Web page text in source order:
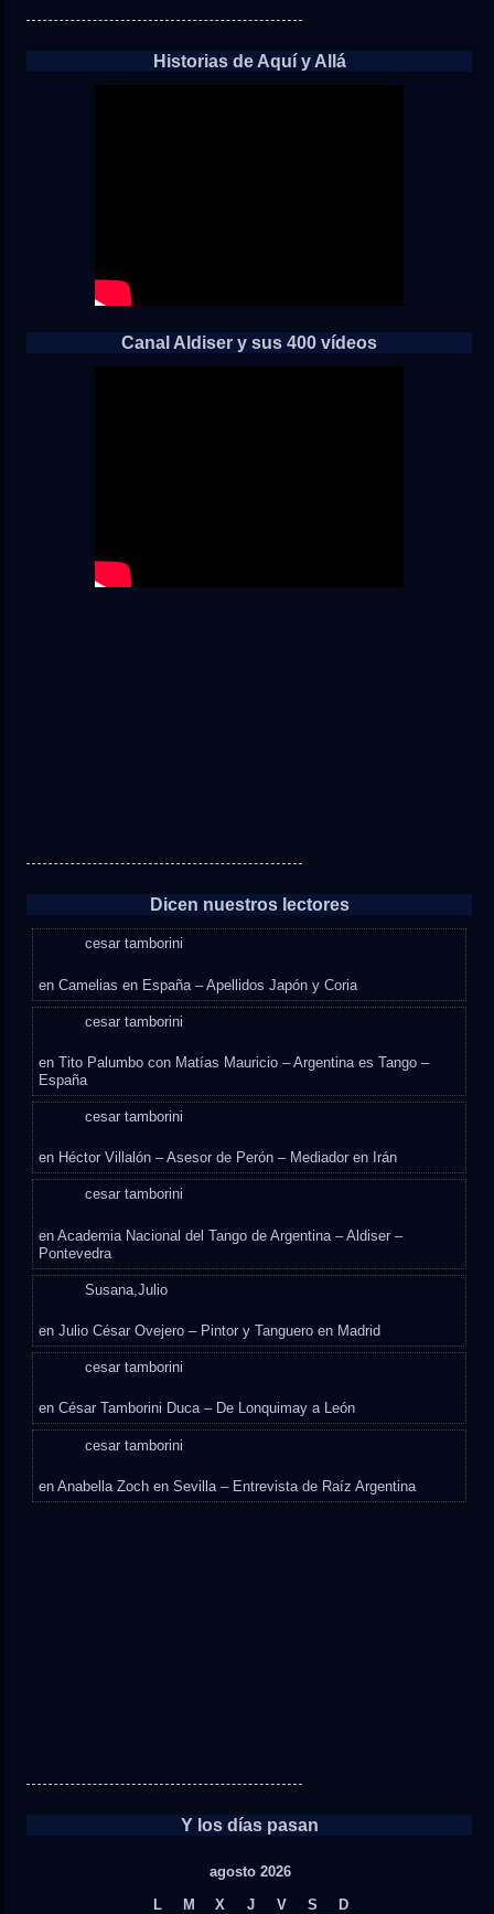
Historias de Aquí y Allá
Canal Aldiser y sus 400 vídeos
Dicen nuestros lectores
cesar tamborini
enCamelias en España – Apellidos Japón y Coria
cesar tamborini
enTito Palumbo con Matías Mauricio – Argentina es Tango –
España
cesar tamborini
en Héctor Villalón – Asesor de Perón – Mediador en Irán
cesar tamborini
enAcademia Nacional del Tango de Argentina – Aldiser –
Pontevedra
Susana,Julio
enJulio César Ovejero – Pintor y Tanguero en Madrid
cesar tamborini
enCésar Tamborini Duca – De Lonquimay a León
cesar tamborini
enAnabella Zoch en Sevilla – Entrevista de Raíz Argentina
Y los días pasan
agosto 2026
L
M X J V S
D